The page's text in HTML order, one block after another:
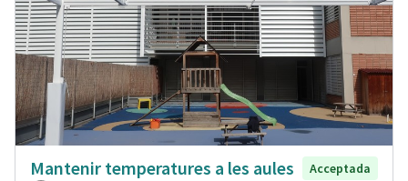
Mantenir temperatures a les aules
Acceptada